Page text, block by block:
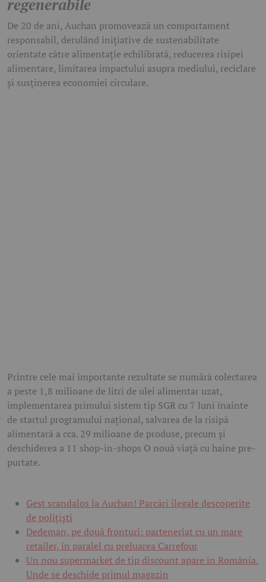
regenerabile
De 20 de ani, Auchan promovează un comportament
responsabil, derulând inițiative de sustenabilitate
orientate către alimentație echilibrată, reducerea risipei
alimentare, limitarea impactului asupra mediului, reciclare
și susținerea economiei circulare.
Printre cele mai importante rezultate se numără colectarea
a peste 1,8 milioane de litri de ulei alimentar uzat,
implementarea primului sistem tip SGR cu 7 luni înainte
de startul programului național, salvarea de la risipă
alimentară a cca. 29 milioane de produse, precum și
deschiderea a 11 shop-in-shops O nouă viață cu haine pre-
purtate.
Gest scandalos la Auchan! Parcări ilegale descoperite
de polițiști
Dedeman, pe două fronturi: parteneriat cu un mare
retailer, în paralel cu preluarea Carrefour
Un nou supermarket de tip discount apare în România.
Unde se deschide primul magazin